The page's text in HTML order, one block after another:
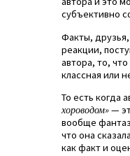
субъективно
Факты,
реакции,
автора, то,
классная или
То есть когда
хороводом»—
вообще
что она
как факт и